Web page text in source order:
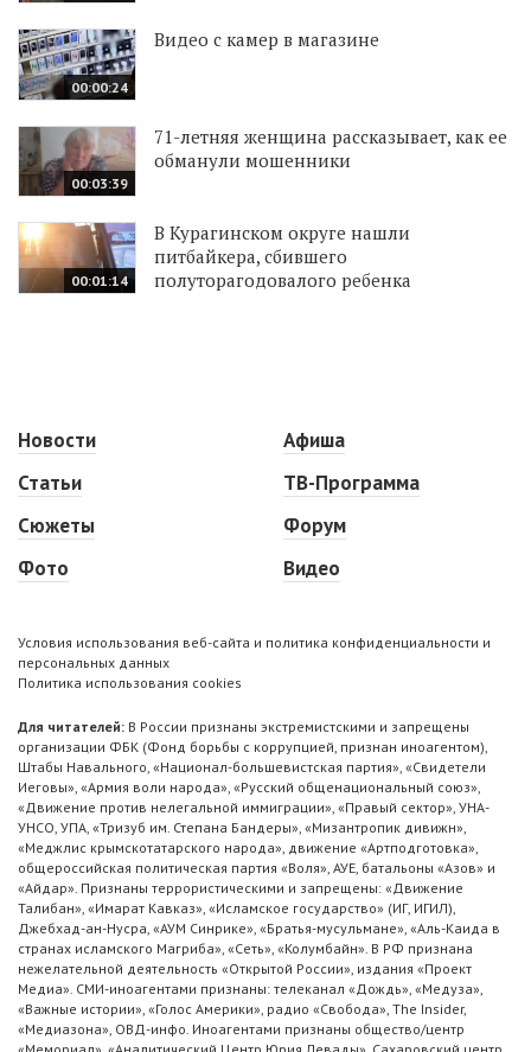
00:00:24
Видео с камер в магазине
00:03:39
71-летняя женщина рассказывает, как ее
обманули мошенники
00:01:14
В Курагинском округе нашли
питбайкера, сбившего
полуторагодовалого ребенка
Новости
Статьи
Сюжеты
Фото
Афиша
ТВ-Программа
Форум
Видео
Условия использования веб-сайта и политика конфиденциальности и
персональных данных
Политика использования cookies
Для читателей: В России признаны экстремистскими и запрещены
организации ФБК (Фонд борьбы с коррупцией, признан иноагентом),
Штабы Навального, «Национал-большевистская партия», «Свидетели
Иеговы», «Армия воли народа», «Русский общенациональный союз»,
«Движение против нелегальной иммиграции», «Правый сектор», УНА-
УНСО, УПА, «Тризуб им. Степана Бандеры», «Мизантропик дивижн»,
«Меджлис крымскотатарского народа», движение «Артподготовка»,
общероссийская политическая партия «Воля», АУЕ, батальоны «Азов» и
«Айдар». Признаны террористическими и запрещены: «Движение
Талибан», «Имарат Кавказ», «Исламское государство» (ИГ, ИГИЛ),
Джебхад-ан-Нусра, «АУМ Синрике», «Братья-мусульмане», «Аль-Каида в
странах исламского Магриба», «Сеть», «Колумбайн». В РФ признана
нежелательной деятельность «Открытой России», издания «Проект
Медиа». СМИ-иноагентами признаны: телеканал «Дождь», «Медуза»,
«Важные истории», «Голос Америки», радио «Свобода», The Insider,
«Медиазона», ОВД-инфо. Иноагентами признаны общество/центр